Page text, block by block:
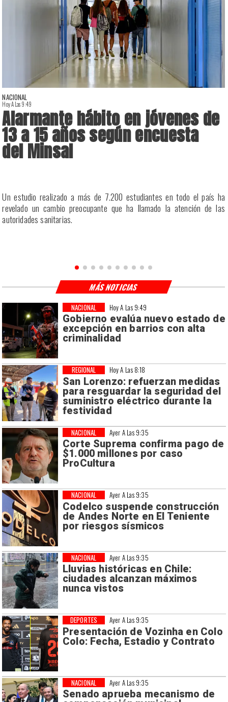
NACIONAL
Hoy A Las 9:49
Alarmante hábito en jóvenes de
13 a 15 años según encuesta
del Minsal
Un estudio realizado a más de 7.200 estudiantes en todo el país ha
revelado un cambio preocupante que ha llamado la atención de las
autoridades sanitarias.
Hoy A Las 9:49
Gobierno evalúa nuevo estado de
excepción en barrios con alta
criminalidad
NACIONAL
Hoy A Las 8:18
San Lorenzo: refuerzan medidas
para resguardar la seguridad del
suministro eléctrico durante la
festividad
REGIONAL
Ayer A Las 9:35
Corte Suprema confirma pago de
$1.000 millones por caso
ProCultura
NACIONAL
Ayer A Las 9:35
Codelco suspende construcción
de Andes Norte en El Teniente
por riesgos sísmicos
NACIONAL
Ayer A Las 9:35
Lluvias históricas en Chile:
ciudades alcanzan máximos
nunca vistos
NACIONAL
Ayer A Las 9:35
Presentación de Vozinha en Colo
Colo: Fecha, Estadio y Contrato
DEPORTES
Ayer A Las 9:35
Senado aprueba mecanismo de
NACIONAL
MÁS NOTICIAS